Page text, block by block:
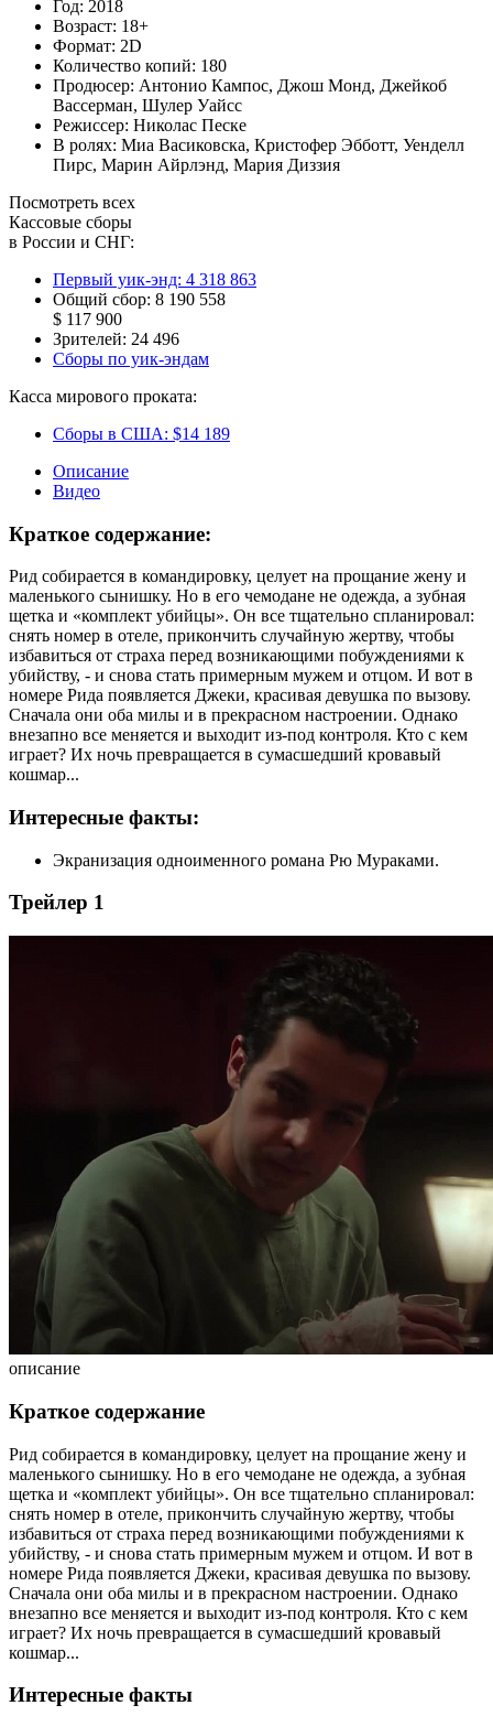
Год: 2018
Возраст: 18+
Формат: 2D
Количество копий: 180
Продюсер: Антонио Кампос, Джош Монд, Джейкоб
Вассерман, Шулер Уайсс
Режиссер: Николас Песке
В ролях: Миа Васиковска, Кристофер Эбботт, Уенделл
Пирс, Марин Айрлэнд, Мария Диззия
Посмотреть всех
Кассовые сборы
в России и СНГ:
Первый уик-энд: 4 318 863
Общий сбор: 8 190 558
$ 117 900
Зрителей: 24 496
Сборы по уик-эндам
Касса мирового проката:
Сборы в США: $14 189
Описание
Видео
Краткое содержание:
Рид собирается в командировку, целует на прощание жену и
маленького сынишку. Но в его чемодане не одежда, а зубная
щетка и «комплект убийцы». Он все тщательно спланировал:
снять номер в отеле, прикончить случайную жертву, чтобы
избавиться от страха перед возникающими побуждениями к
убийству, - и снова стать примерным мужем и отцом. И вот в
номере Рида появляется Джеки, красивая девушка по вызову.
Сначала они оба милы и в прекрасном настроении. Однако
внезапно все меняется и выходит из-под контроля. Кто с кем
играет? Их ночь превращается в сумасшедший кровавый
кошмар...
Интересные факты:
Экранизация одноименного романа Рю Мураками.
Трейлер 1
описание
Краткое содержание
Рид собирается в командировку, целует на прощание жену и
маленького сынишку. Но в его чемодане не одежда, а зубная
щетка и «комплект убийцы». Он все тщательно спланировал:
снять номер в отеле, прикончить случайную жертву, чтобы
избавиться от страха перед возникающими побуждениями к
убийству, - и снова стать примерным мужем и отцом. И вот в
номере Рида появляется Джеки, красивая девушка по вызову.
Сначала они оба милы и в прекрасном настроении. Однако
внезапно все меняется и выходит из-под контроля. Кто с кем
играет? Их ночь превращается в сумасшедший кровавый
кошмар...
Интересные факты